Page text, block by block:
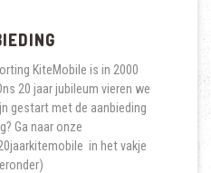
KiteMobile is in 2000
20 jaar jubileum vieren we
gestart met de aanbieding
Ga naar onze
in het vakje